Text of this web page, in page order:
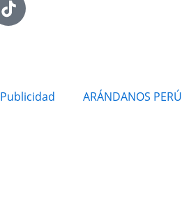
Publicidad ARÁNDANOS PERÚ